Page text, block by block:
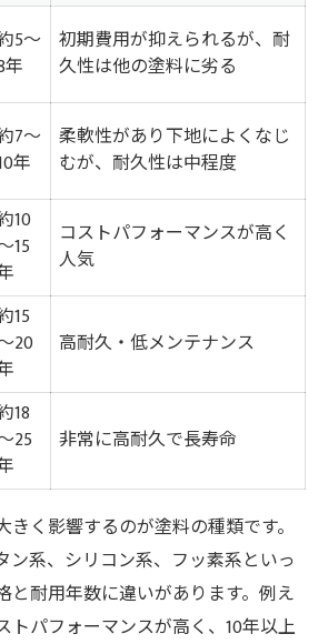
5～
年
初期費用が抑えられるが、耐
久性は他の塗料に劣る
7～
年
柔軟性があり下地によくなじ
むが、耐久性は中程度
10
15
コストパフォーマンスが高く
人気
15
20
高耐久・低メンテナンス
18
25
非常に高耐久で長寿命
く影響するのが塗料の種類です。
ン系、シリコン系、フッ素系といっ
と耐用年数に違いがあります。例え
トパフォーマンスが高く、10年以上